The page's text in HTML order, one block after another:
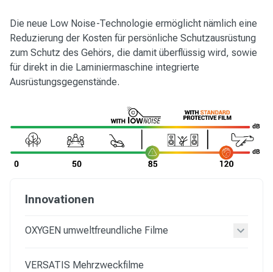
Die neue Low Noise-Technologie ermöglicht nämlich eine
Reduzierung der Kosten für persönliche Schutzausrüstung
zum Schutz des Gehörs, die damit überflüssig wird, sowie
für direkt in die Laminiermaschine integrierte
Ausrüstungsgegenstände.
Innovationen
OXYGEN umweltfreundliche Filme
VERSATIS Mehrzweckfilme